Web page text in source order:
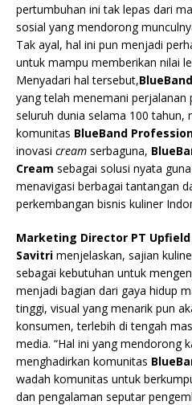
pertumbuhan ini tak lepas dari
sosial yang mendorong
Tak ayal, hal ini pun menjadi
untuk mampu memberikan nilai
Menyadari hal tersebut,BlueBand
yang telah menemani perjalanan
seluruh dunia selama 100 tahun,
komunitas BlueBand
inovasi cream serbaguna,
Cream sebagai solusi nyata
menavigasi berbagai tantangan
perkembangan bisnis kuliner
Marketing Director PT
Savitri menjelaskan, sajian
sebagai kebutuhan untuk
menjadi bagian dari gaya hidup
tinggi, visual yang menarik pun
konsumen, terlebih di tengah
media. “Hal ini yang mendorong
menghadirkan komunitas
wadah komunitas untuk
dan pengalaman seputar